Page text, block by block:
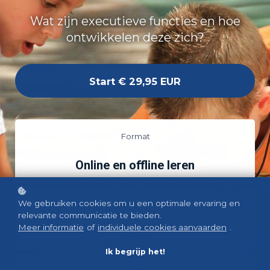
Wat zijn executieve functies en hoe
ontwikkelen deze zich?
Start € 29,95 EUR
Format
Online en offline leren
Startdatum
Altijd
We gebruiken cookies om u een optimale ervaring en
relevante communicatie te bieden.
Meer informatie of individuele cookies aanvaarden
Ik begrijp het!